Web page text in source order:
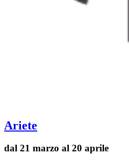
Ariete
dal 21 marzo al 20 aprile